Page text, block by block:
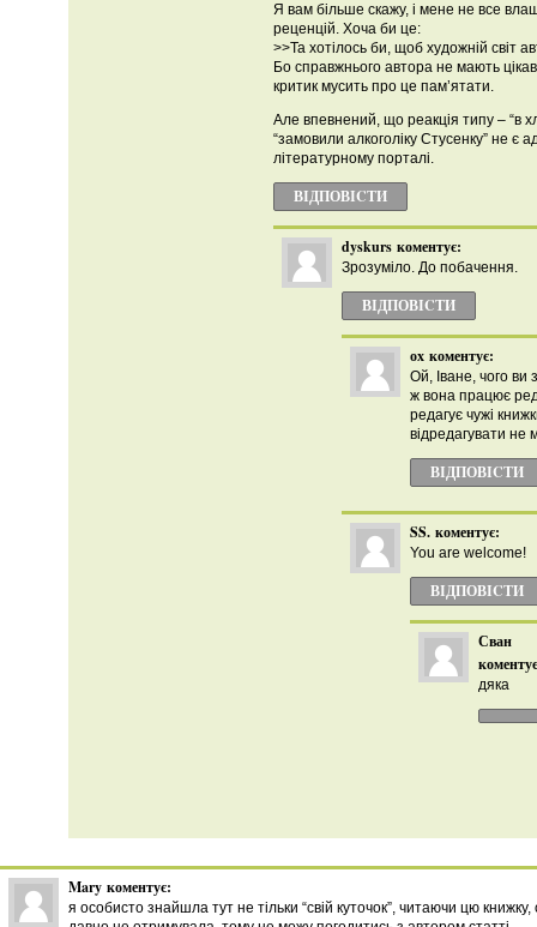
Я вам більше скажу, і мене не все
реценцій. Хоча би це:
>>Та хотілось би, щоб художній світ
Бо справжнього автора не мають
критик мусить про це пам’ятати.
Але впевнений, що реакція типу – “в
“замовили алкоголіку Стусенку” не є
літературному порталі.
ВІДПОВІCТИ
dyskurs коментує:
Зрозуміло. До побачення.
ВІДПОВІCТИ
ох коментує:
Ой, Іване, чого ви
ж вона працює
редагує чужі
відредагувати не
ВІДПОВІCТИ
SS. коментує:
You are welcome!
ВІДПОВІCТИ
Сван
дяка
Mary коментує:
я особисто знайшла тут не тільки “свій куточок”, читаючи цю